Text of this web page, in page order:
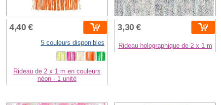
4,40 €
5 couleurs disponibles
Rideau de 2 x 1 m en couleurs
néon - 1 unité
3,30 €
Rideau holographique de 2 x 1 m